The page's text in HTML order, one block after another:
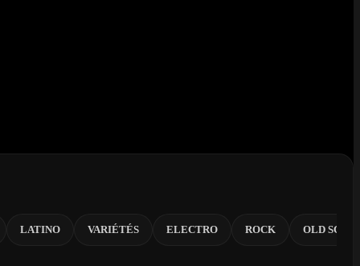
LATINO VARIÉTÉS ELECTRO ROCK OLD